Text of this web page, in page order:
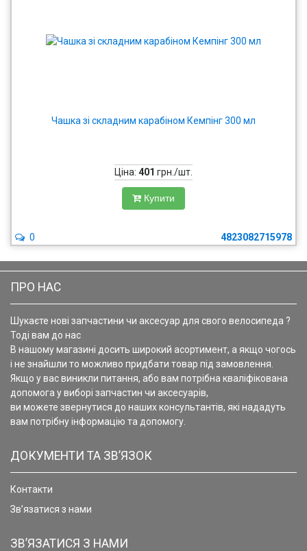
Чашка зі складним карабіном Кемпінг 300 мл
Ціна: 401 грн./шт.
Купити
4823082715978
0
ПРО НАС
Шукаєте нові запчастини чи аксесуар для свого велосипеда ?
Тоді вам до нас
В нашому магазині досить широкий асортимент, а якщо чогось
і не знайшли то можливо придбати товар під замовлення.
Якщо у вас виникли питання, або вам потрібна кваліфікована
допомога у виборі запчастин чи аксесуарів,
ви можете звернутися до наших консультантів, які нададуть
вам потрібну інформацію та допомогу.
ДОКУМЕНТИ ТА ЗВ’ЯЗОК
Контакти
Зв’язатися з нами
ЗВ’ЯЗАТИСЯ З НАМИ